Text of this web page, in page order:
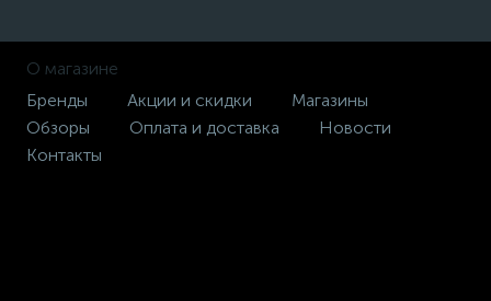
О магазине
Бренды
Акции и скидки
Магазины
Обзоры
Оплата и доставка
Новости
Контакты